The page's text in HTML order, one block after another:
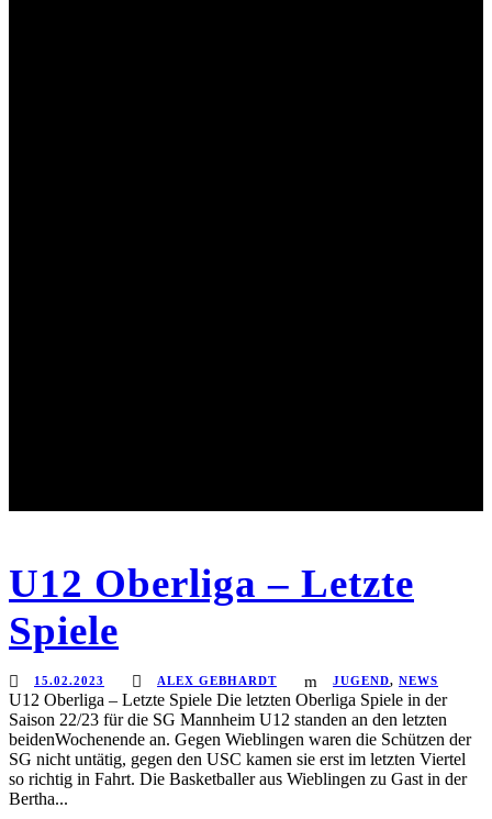
U12 Oberliga – Letzte
Spiele
15.02.2023 ALEX GEBHARDT JUGEND, NEWS
U12 Oberliga – Letzte Spiele Die letzten Oberliga Spiele in der
Saison 22/23 für die SG Mannheim U12 standen an den letzten
beidenWochenende an. Gegen Wieblingen waren die Schützen der
SG nicht untätig, gegen den USC kamen sie erst im letzten Viertel
so richtig in Fahrt. Die Basketballer aus Wieblingen zu Gast in der
Bertha...